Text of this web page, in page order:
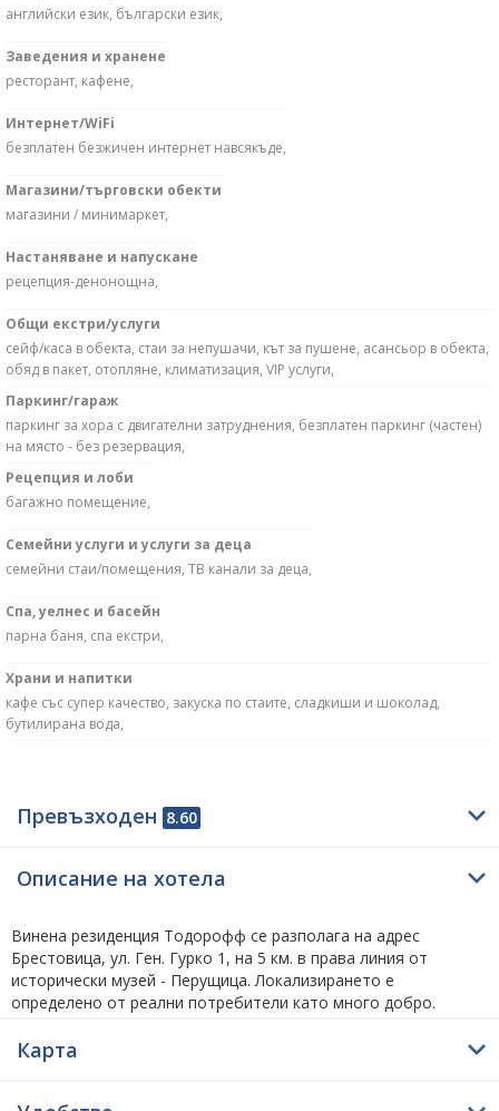
английски език, български език,
Заведения и хранене
ресторант, кафене,
Интернет/WiFi
безплатен безжичен интернет навсякъде,
Магазини/търговски обекти
магазини / минимаркет,
Настаняване и напускане
рецепция-денонощна,
Общи екстри/услуги
сейф/каса в обекта, стаи за непушачи, кът за пушене, асансьор в обекта,
обяд в пакет, отопляне, климатизация, VIP услуги,
Паркинг/гараж
паркинг за хора с двигателни затруднения, безплатен паркинг (частен)
на място - без резервация,
Рецепция и лоби
багажно помещение,
Семейни услуги и услуги за деца
семейни стаи/помещения, ТВ канали за деца,
Спа, уелнес и басейн
парна баня, спа екстри,
Храни и напитки
кафе със супер качество, закуска по стаите, сладкиши и шоколад,
бутилирана вода,
Превъзходен 8.60
Описание на хотела
Винена резиденция Тодорофф се разполага на адрес
Брестовица, ул. Ген. Гурко 1, на 5 км. в права линия от
исторически музей - Перущица. Локализирането е
определено от реални потребители като много добро.
Перущица. В близост до Перущица за харесващите туризма
Карта